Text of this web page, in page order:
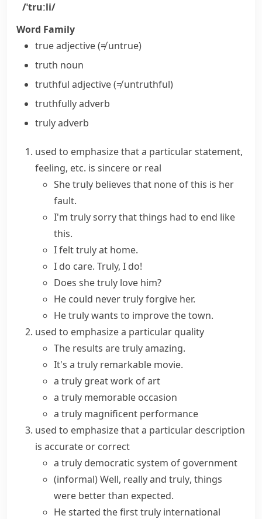
/ˈtruːli/
Word Family
trueadjective(≠ untrue)
truth noun
truthful adjective(≠ untruthful)
truthfullyadverb
trulyadverb
used to emphasize that a particular statement,
feeling, etc. is sincere or real
Shetruly believes that none of this is her
fault.
I'm truly sorry that things had to end like
this.
I felt truly at home.
I do care. Truly, I do!
Does she truly love him?
He could never truly forgive her.
He truly wants to improve the town.
used to emphasize a particular quality
The results aretruly amazing.
It's a truly remarkable movie.
a truly great work of art
a truly memorable occasion
a truly magnificent performance
used to emphasize that a particular description
is accurate or correct
a truly democratic system of government
(informal)Well, really and truly, things
were better than expected.
He started the first truly international